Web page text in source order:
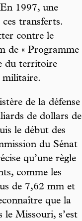
1997, une
transferts.
contre le
de « Programme
du territoire
militaire.
de la défense
de dollars de
le début des
du Sénat
qu’une règle
comme les
de 7,62 mm et
que la
le Missouri, s’est